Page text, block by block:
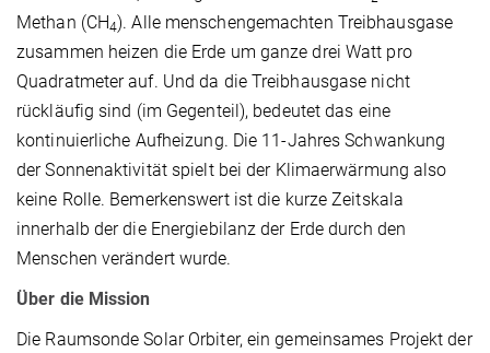
Methan (CH4). Alle menschengemachten Treibhausgase
zusammen heizen die Erde um ganze drei Watt pro
Quadratmeter auf. Und da die Treibhausgase nicht
rückläufig sind (im Gegenteil), bedeutet das eine
kontinuierliche Aufheizung. Die 11-Jahres Schwankung
der Sonnenaktivität spielt bei der Klimaerwärmung also
keine Rolle. Bemerkenswert ist die kurze Zeitskala
innerhalb der die Energiebilanz der Erde durch den
Menschen verändert wurde.
Über die Mission
Die Raumsonde Solar Orbiter, ein gemeinsames Projekt der